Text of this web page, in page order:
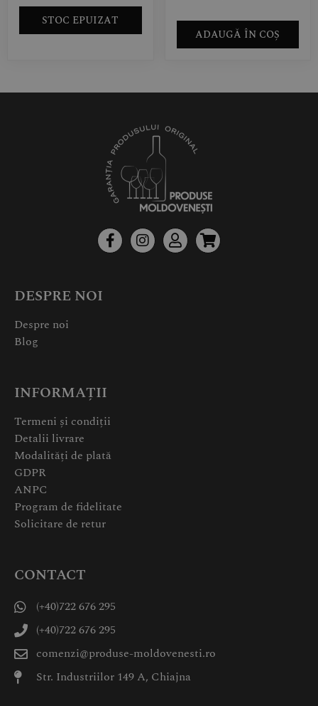
STOC EPUIZAT
ADAUGĂ ÎN COȘ
DESPRE NOI
Despre noi
Blog
INFORMAȚII
Termeni și condiții
Detalii livrare
Modalități de plată
GDPR
ANPC
Program de fidelitate
Solicitare de retur
CONTACT
(+40)722 676 295
(+40)722 676 295
comenzi@produse-moldovenesti.ro
Str. Industriilor 149 A, Chiajna